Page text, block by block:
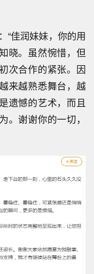
“佳润妹妹，你的用
晓。虽然惋惜，但
次合作的紧张。因
来越熟悉舞台，越
遗憾的艺术，而且
。谢谢你的一切，